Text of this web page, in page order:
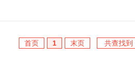
首页 1 末页 共查找到